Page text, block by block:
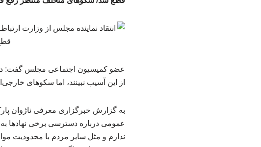
عضو کمیسیون اجتماعی مجلس گفت:
از این آسیب نبینند، اما سکوهای
به گزارش خبرگزاری معرفی ناژوان
عمومی درباره دسترسی برخی نهادها به
ندارم و مثل سایر مردم با محدودیت